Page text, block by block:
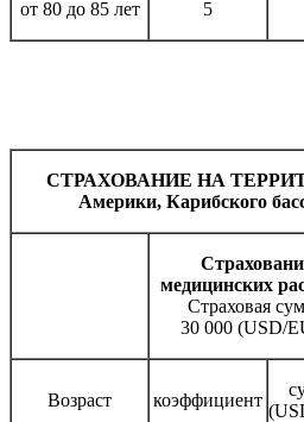
от 80 до 85 лет 5
СТРАХОВАНИЕ НА
Америки, Карибского
медицинских
Страховая
30 000 (USD/
Возраст коэффициент